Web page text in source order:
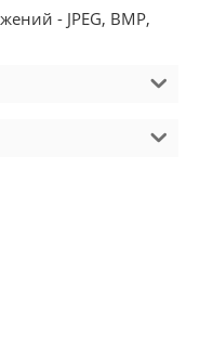
- JPEG, BMP,